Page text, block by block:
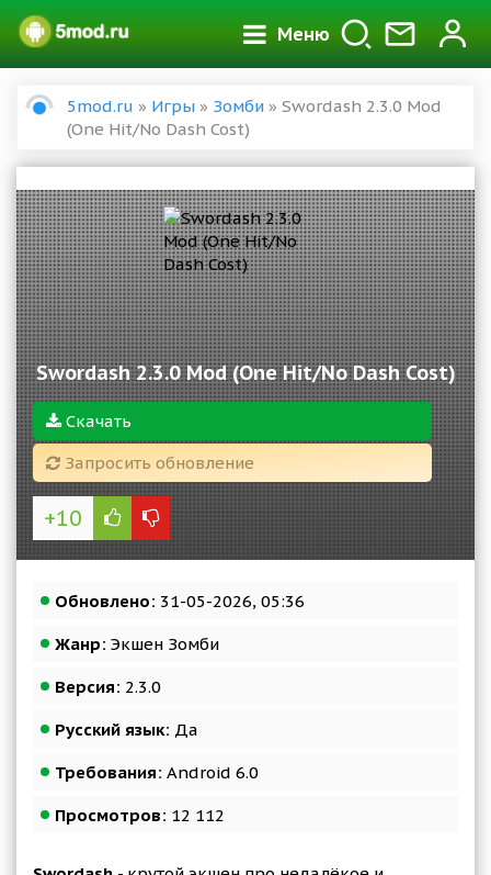
Меню
5mod.ru » Игры » Зомби » Swordash 2.3.0 Mod
(One Hit/No Dash Cost)
Swordash 2.3.0 Mod (One Hit/No Dash Cost)
Скачать
Запросить обновление
+10
Обновлено: 31-05-2026, 05:36
Жанр: Экшен Зомби
Версия: 2.3.0
Русский язык: Да
Требования: Android 6.0
Просмотров: 12 112